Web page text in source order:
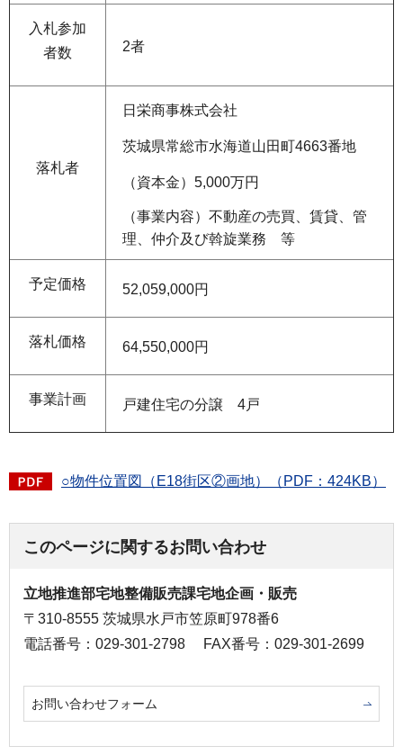
入札参加
者数
2者
落札者
日栄商事株式会社
茨城県常総市水海道山田町4663番地
（資本金）5,000万円
（事業内容）不動産の売買、賃貸、管
理、仲介及び斡旋業務 等
予定価格 52,059,000円
落札価格 64,550,000円
事業計画 戸建住宅の分譲 4戸
○物件位置図（E18街区②画地）（PDF：424KB）
このページに関するお問い合わせ
立地推進部宅地整備販売課宅地企画・販売
〒310-8555 茨城県水戸市笠原町978番6
電話番号：029-301-2798
FAX番号：029-301-2699
お問い合わせフォーム